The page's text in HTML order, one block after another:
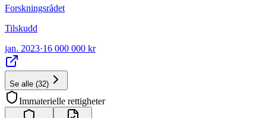
Forskningsrådet
Tilskudd
jan. 2023·16 000 000 kr
Se alle (32)
Immaterielle rettigheter